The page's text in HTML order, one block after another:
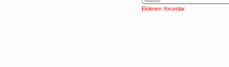
Eklenen Yorumlar